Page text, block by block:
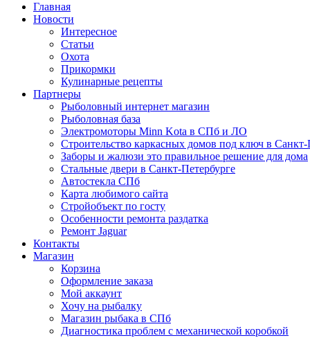
Главная
Новости
Интересное
Статьи
Охота
Прикормки
Кулинарные рецепты
Партнеры
Рыболовный интернет магазин
Рыболовная база
Электромоторы Minn Kota в СПб и ЛО
Строительство каркасных домов под ключ в Санкт-
Заборы и жалюзи это правильное решение для дома
Стальные двери в Санкт-Петербурге
Автостекла СПб
Карта любимого сайта
Стройобъект по госту
Особенности ремонта раздатка
Ремонт Jaguar
Контакты
Магазин
Корзина
Оформление заказа
Мой аккаунт
Хочу на рыбалку
Магазин рыбака в СПб
Диагностика проблем с механической коробкой